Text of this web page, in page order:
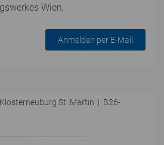
Wien.
Anmelden per E-Mail
St. Martin | B26-